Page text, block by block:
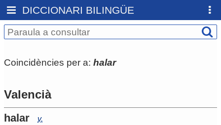
DICCIONARI BILINGÜE
Coincidències per a: halar
Valencià
halar
v.